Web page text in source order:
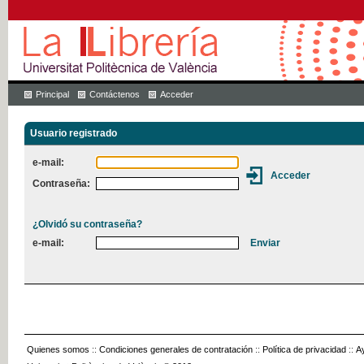
Principal Contáctenos Acceder
Usuario registrado
e-mail:
Contraseña:
¿Olvidó su contraseña?
e-mail:
Quienes somos :: Condiciones generales de contratación :: Política de privacidad ::